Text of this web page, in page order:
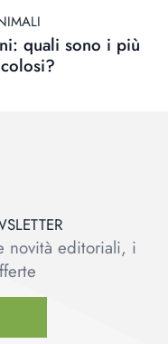
quali sono i più
novità editoriali, i